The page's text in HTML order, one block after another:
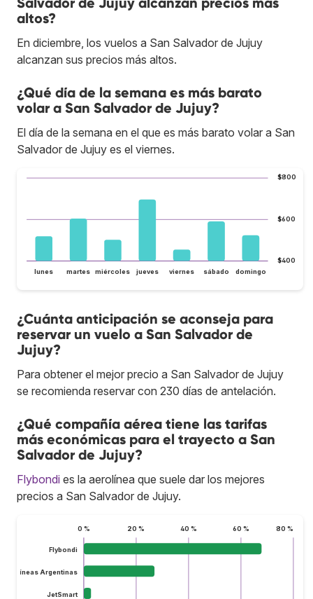
altos?
En diciembre, los vuelos a San Salvador de Jujuy
alcanzan sus precios más altos.
¿Qué día de la semana es más barato
volar a San Salvador de Jujuy?
El día de la semana en el que es más barato volar a San
Salvador de Jujuy es el viernes.
$400
$600
$800
lunes martes miércoles jueves viernes sábado domingo
¿Cuánta anticipación se aconseja para
reservar un vuelo a San Salvador de
Jujuy?
Para obtener el mejor precio a San Salvador de Jujuy
se recomienda reservar con 230 días de antelación.
¿Qué compañía aérea tiene las tarifas
más económicas para el trayecto a San
Salvador de Jujuy?
Flybondi es la aerolínea que suele dar los mejores
precios a San Salvador de Jujuy.
0 % 20 % 40 % 60 % 80 %
Flybondi
Aerolíneas Argentinas
JetSmart